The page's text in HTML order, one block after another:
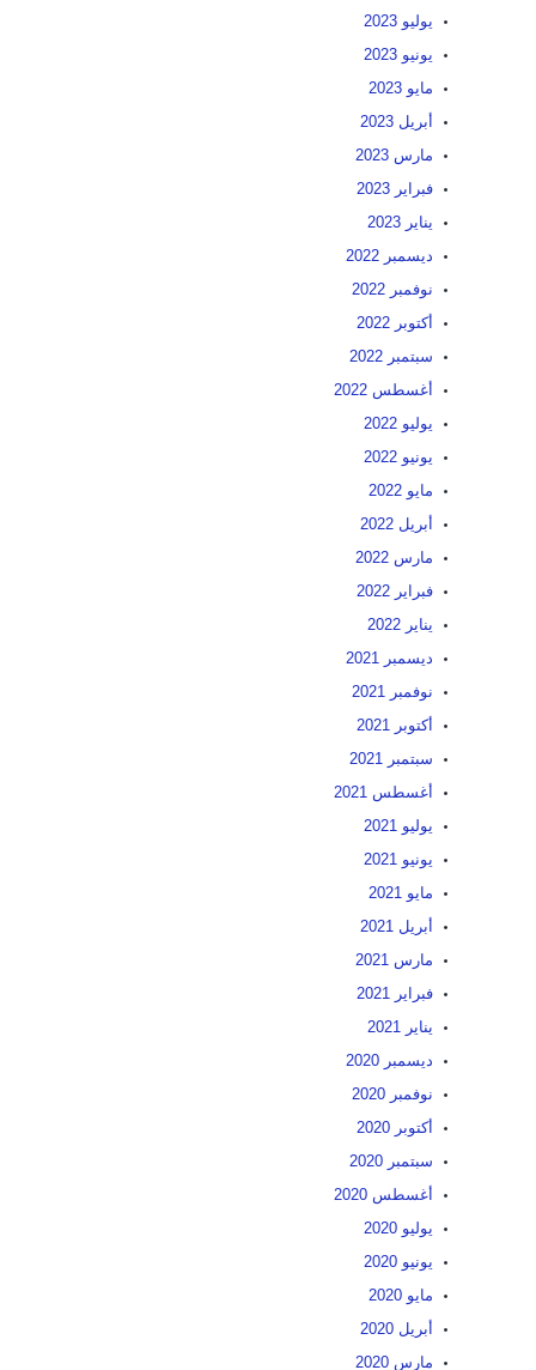
يوليو 2023
يونيو 2023
مايو 2023
أبريل 2023
مارس 2023
فبراير 2023
يناير 2023
ديسمبر 2022
نوفمبر 2022
أكتوبر 2022
سبتمبر 2022
أغسطس 2022
يوليو 2022
يونيو 2022
مايو 2022
أبريل 2022
مارس 2022
فبراير 2022
يناير 2022
ديسمبر 2021
نوفمبر 2021
أكتوبر 2021
سبتمبر 2021
أغسطس 2021
يوليو 2021
يونيو 2021
مايو 2021
أبريل 2021
مارس 2021
فبراير 2021
يناير 2021
ديسمبر 2020
نوفمبر 2020
أكتوبر 2020
سبتمبر 2020
أغسطس 2020
يوليو 2020
يونيو 2020
مايو 2020
أبريل 2020
مارس 2020